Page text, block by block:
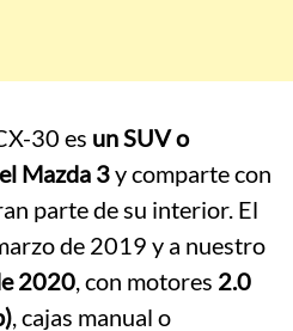
30 es un SUV o
Mazda 3y comparte con
parte de su interior. El
de 2019 y a nuestro
2020, con motores 2.0
, cajas manual o